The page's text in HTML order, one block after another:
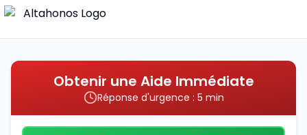
Obtenir une Aide Immédiate
Réponse d'urgence : 5 min